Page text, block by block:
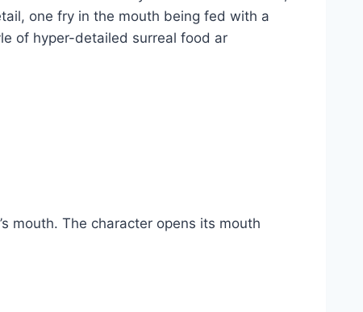
one fry in the mouth being fed with a
of hyper-detailed surreal food ar
mouth. The character opens its mouth